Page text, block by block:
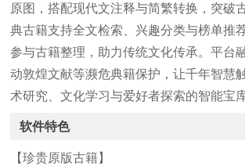
原图，搭配现代文注释与简繁转换，突破
典古籍支持全文检索、兴趣分类与榜单推
参与古籍整理，助力传统文化传承。平台
动敦煌文献等濒危典籍保护，让千年智慧
术研究、文化学习与爱好者探索的智能宝库
软件特色
【珍贵原版古籍】